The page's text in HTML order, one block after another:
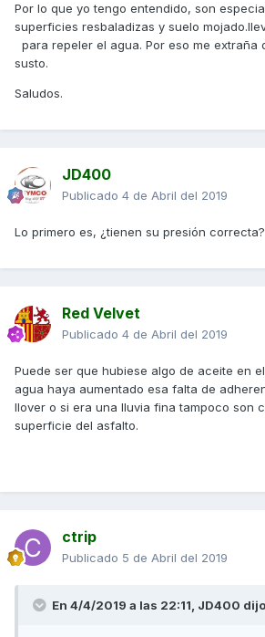
Por lo que yo tengo entendido, son
superficies resbaladizas y suelo
para repeler el agua. Por eso me extraña
susto.
Saludos.
JD400
Publicado 4 de Abril del 2019
Lo primero es, ¿tienen su presión correcta?
Red Velvet
Publicado 4 de Abril del 2019
Puede ser que hubiese algo de aceite en
agua haya aumentado esa falta de
llover o si era una lluvia fina tampoco son
superficie del asfalto.
ctrip
Publicado 5 de Abril del 2019
En 4/4/2019 a las 22:11, JD400